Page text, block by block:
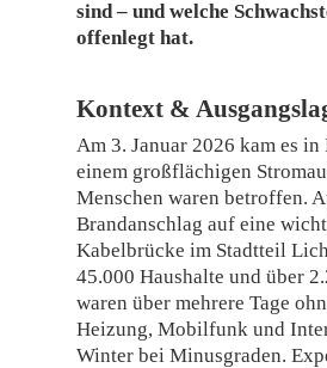
sind – und welche
offenlegt hat.
Kontext &
Am 3. Januar 2026 kam es
einem großflächigen
Menschen waren betroffen.
Brandanschlag auf eine
Kabelbrücke im Stadtteil
45.000 Haushalte und über
waren über mehrere Tage
Heizung, Mobilfunk und
Winter bei Minusgraden.